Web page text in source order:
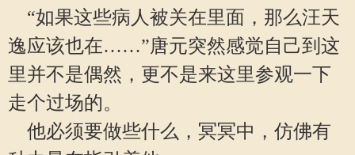
“如果这些病人被关在里面，那么汪天
逸应该也在……”唐元突然感觉自己到这
里并不是偶然，更不是来这里参观一下
走个过场的。
他必须要做些什么，冥冥中，仿佛有